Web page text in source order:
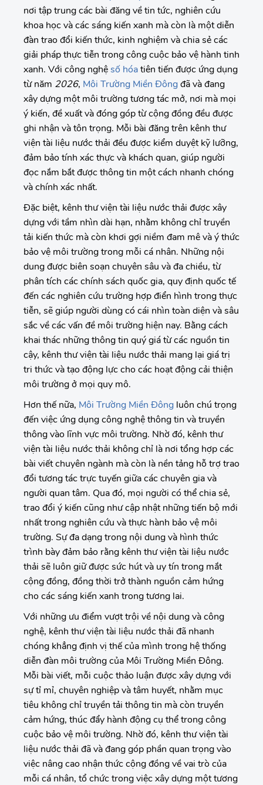
nơi tập trung các bài đăng về tin tức, nghiên cứu
khoa học và các sáng kiến xanh mà còn là một diễn
đàn trao đổi kiến thức, kinh nghiệm và chia sẻ các
giải pháp thực tiễn trong công cuộc bảo vệ hành tinh
xanh. Với công nghệsố hóatiên tiến được ứng dụng
từ năm 2026, Môi Trường Miền Đôngđã và đang
xây dựng một môi trường tương tác mở, nơi mà mọi
ý kiến, đề xuất và đóng góp từ cộng đồng đều được
ghi nhận và tôn trọng. Mỗi bài đăng trên kênh thư
viện tài liệu nước thải đều được kiểm duyệt kỹ lưỡng,
đảm bảo tính xác thực và khách quan, giúp người
đọc nắm bắt được thông tin một cách nhanh chóng
và chính xác nhất.
Đặc biệt, kênh thư viện tài liệu nước thải được xây
dựng với tầm nhìn dài hạn, nhằm không chỉ truyền
tải kiến thức mà còn khơi gợi niềm đam mê và ý thức
bảo vệ môi trường trong mỗi cá nhân. Những nội
dung được biên soạn chuyên sâu và đa chiều, từ
phân tích các chính sách quốc gia, quy định quốc tế
đến các nghiên cứu trường hợp điển hình trong thực
tiễn, sẽ giúp người dùng có cái nhìn toàn diện và sâu
sắc về các vấn đề môi trường hiện nay. Bằng cách
khai thác những thông tin quý giá từ các nguồn tin
cậy, kênh thư viện tài liệu nước thải mang lại giá trị
tri thức và tạo động lực cho các hoạt động cải thiện
môi trường ở mọi quy mô.
Hơn thế nữa, Môi Trường Miền Đông luôn chú trọng
đến việc ứng dụng công nghệ thông tin và truyền
thông vào lĩnh vực môi trường. Nhờ đó, kênh thư
viện tài liệu nước thải không chỉ là nơi tổng hợp các
bài viết chuyên ngành mà còn là nền tảng hỗ trợ trao
đổi tương tác trực tuyến giữa các chuyên gia và
người quan tâm. Qua đó, mọi người có thể chia sẻ,
trao đổi ý kiến cũng như cập nhật những tiến bộ mới
nhất trong nghiên cứu và thực hành bảo vệ môi
trường. Sự đa dạng trong nội dung và hình thức
trình bày đảm bảo rằng kênh thư viện tài liệu nước
thải sẽ luôn giữ được sức hút và uy tín trong mắt
cộng đồng, đồng thời trở thành nguồn cảm hứng
cho các sáng kiến xanh trong tương lai.
Với những ưu điểm vượt trội về nội dung và công
nghệ, kênh thư viện tài liệu nước thải đã nhanh
chóng khẳng định vị thế của mình trong hệ thống
diễn đàn môi trường của Môi Trường Miền Đông.
Mỗi bài viết, mỗi cuộc thảo luận được xây dựng với
sự tỉ mỉ, chuyên nghiệp và tâm huyết, nhằm mục
tiêu không chỉ truyền tải thông tin mà còn truyền
cảm hứng, thúc đẩy hành động cụ thể trong công
cuộc bảo vệ môi trường. Nhờ đó, kênh thư viện tài
liệu nước thải đã và đang góp phần quan trọng vào
việc nâng cao nhận thức cộng đồng về vai trò của
mỗi cá nhân, tổ chức trong việc xây dựng một tương